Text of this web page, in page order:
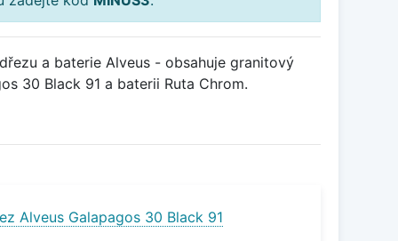
a baterie Alveus - obsahuje granitový
30 Black 91 a baterii Ruta Chrom.
Alveus Galapagos 30 Black 91